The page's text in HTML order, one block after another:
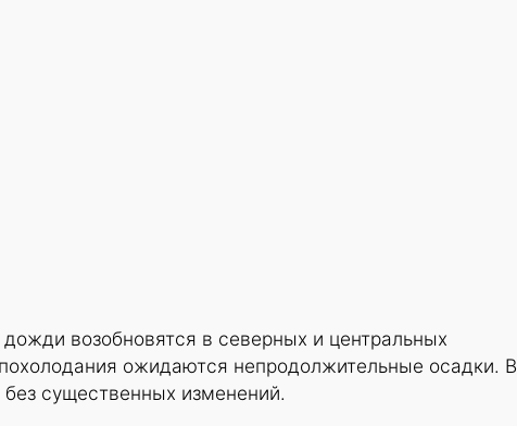
возобновятся в северных и центральных
ожидаются непродолжительные осадки. В
существенных изменений.